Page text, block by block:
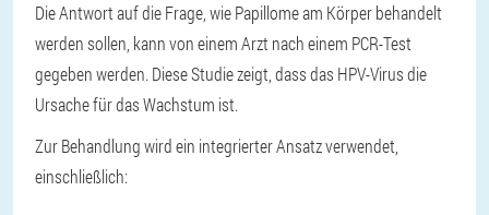
Die Antwort auf die Frage, wie Papillome am Körper behandelt
werden sollen, kann von einem Arzt nach einem PCR-Test
gegeben werden. Diese Studie zeigt, dass das HPV-Virus die
Ursache für das Wachstum ist.
Zur Behandlung wird ein integrierter Ansatz verwendet,
einschließlich: